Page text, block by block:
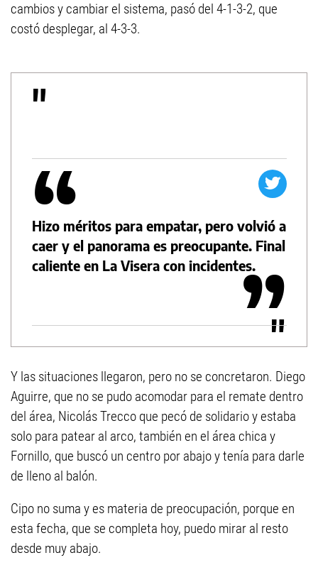
cambios y cambiar el sistema, pasó del 4-1-3-2, que
costó desplegar, al 4-3-3.
Hizo méritos para empatar, pero volvió a
caer y el panorama es preocupante. Final
caliente en La Visera con incidentes.
Y las situaciones llegaron, pero no se concretaron. Diego
Aguirre, que no se pudo acomodar para el remate dentro
del área, Nicolás Trecco que pecó de solidario y estaba
solo para patear al arco, también en el área chica y
Fornillo, que buscó un centro por abajo y tenía para darle
de lleno al balón.
Cipo no suma y es materia de preocupación, porque en
esta fecha, que se completa hoy, puedo mirar al resto
desde muy abajo.